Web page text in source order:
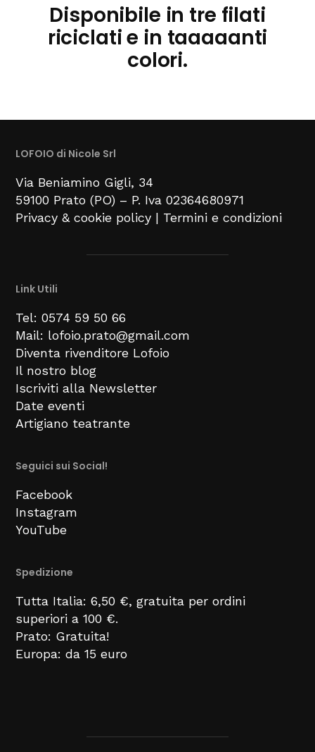
Disponibile in tre filati
riciclati e in taaaaanti
colori.
LOFOIO di Nicole Srl
Via Beniamino Gigli, 34
59100 Prato (PO) – P. Iva 02364680971
Privacy & cookie policy | Termini e condizioni
Link Utili
Tel: 0574 59 50 66
Mail: lofoio.prato@gmail.com
Diventa rivenditore Lofoio
Il nostro blog
Iscriviti alla Newsletter
Date eventi
Artigiano teatrante
Seguici sui Social!
Facebook
Instagram
YouTube
Spedizione
Tutta Italia: 6,50 €, gratuita per ordini
superiori a 100 €.
Prato: Gratuita!
Europa: da 15 euro